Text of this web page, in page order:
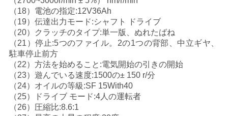
地
図
プ
ラ
（18）電池の指定:12V36Ah
（19）伝達出力モード:シャフト ドライブ
（20）クラッチのタイプ:単一版、ぬれたばね
（21）停止:5つのファイル。2の1つの背部、中立ギヤ、
駐車停止前方
（22）方法を始めること:電気開始の引きの開始
（23）遊んでいる速度:1500の± 150 r/分
（24）オイルの等級:SF 15With40
（25）ドライブ モード:4人の運転者
（26）圧縮比:8.6:1